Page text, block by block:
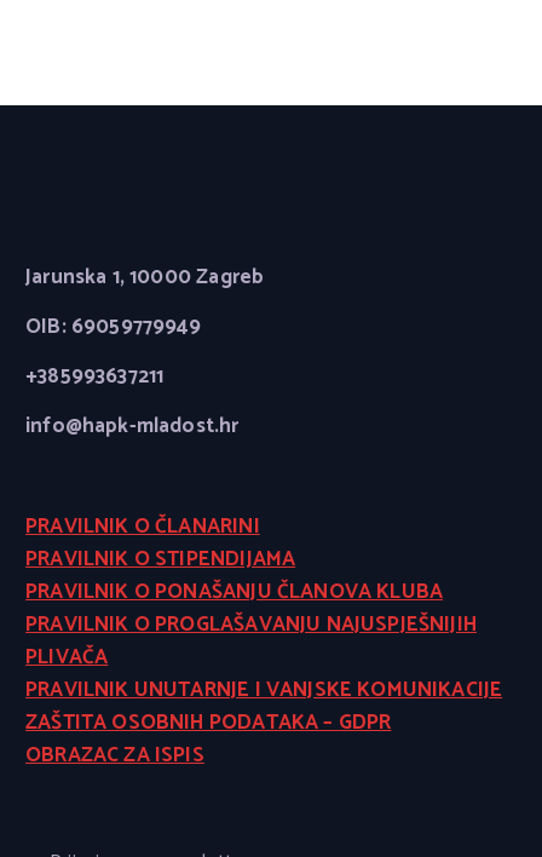
Jarunska 1, 10000 Zagreb
OIB: 69059779949
+385993637211
info@hapk-mladost.hr
PRAVILNIK O ČLANARINI
PRAVILNIK O STIPENDIJAMA
PRAVILNIK O PONAŠANJU ČLANOVA KLUBA
PRAVILNIK O PROGLAŠAVANJU NAJUSPJEŠNIJIH
PLIVAČA
PRAVILNIK UNUTARNJE I VANJSKE KOMUNIKACIJE
ZAŠTITA OSOBNIH PODATAKA – GDPR
OBRAZAC ZA ISPIS